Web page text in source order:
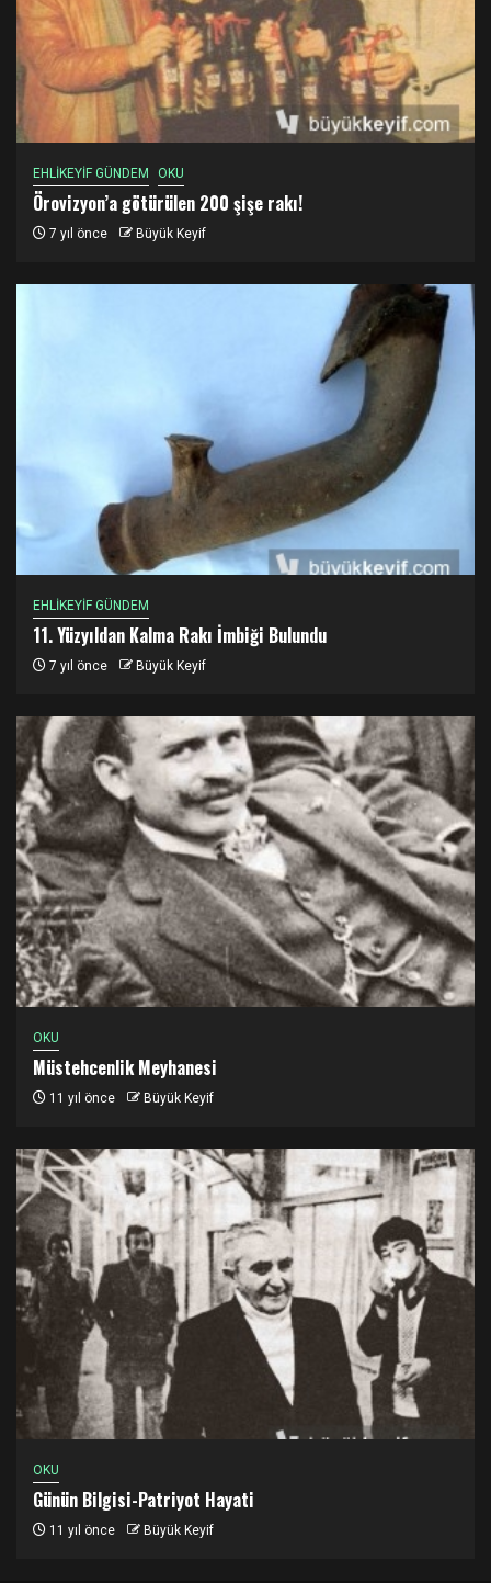
EHLİKEYİF GÜNDEM OKU
Örovizyon’a götürülen 200 şişe rakı!
7 yıl önce Büyük Keyif
EHLİKEYİF GÜNDEM
11. Yüzyıldan Kalma Rakı İmbiği Bulundu
7 yıl önce Büyük Keyif
OKU
Müstehcenlik Meyhanesi
11 yıl önce Büyük Keyif
OKU
Günün Bilgisi-Patriyot Hayati
11 yıl önce Büyük Keyif